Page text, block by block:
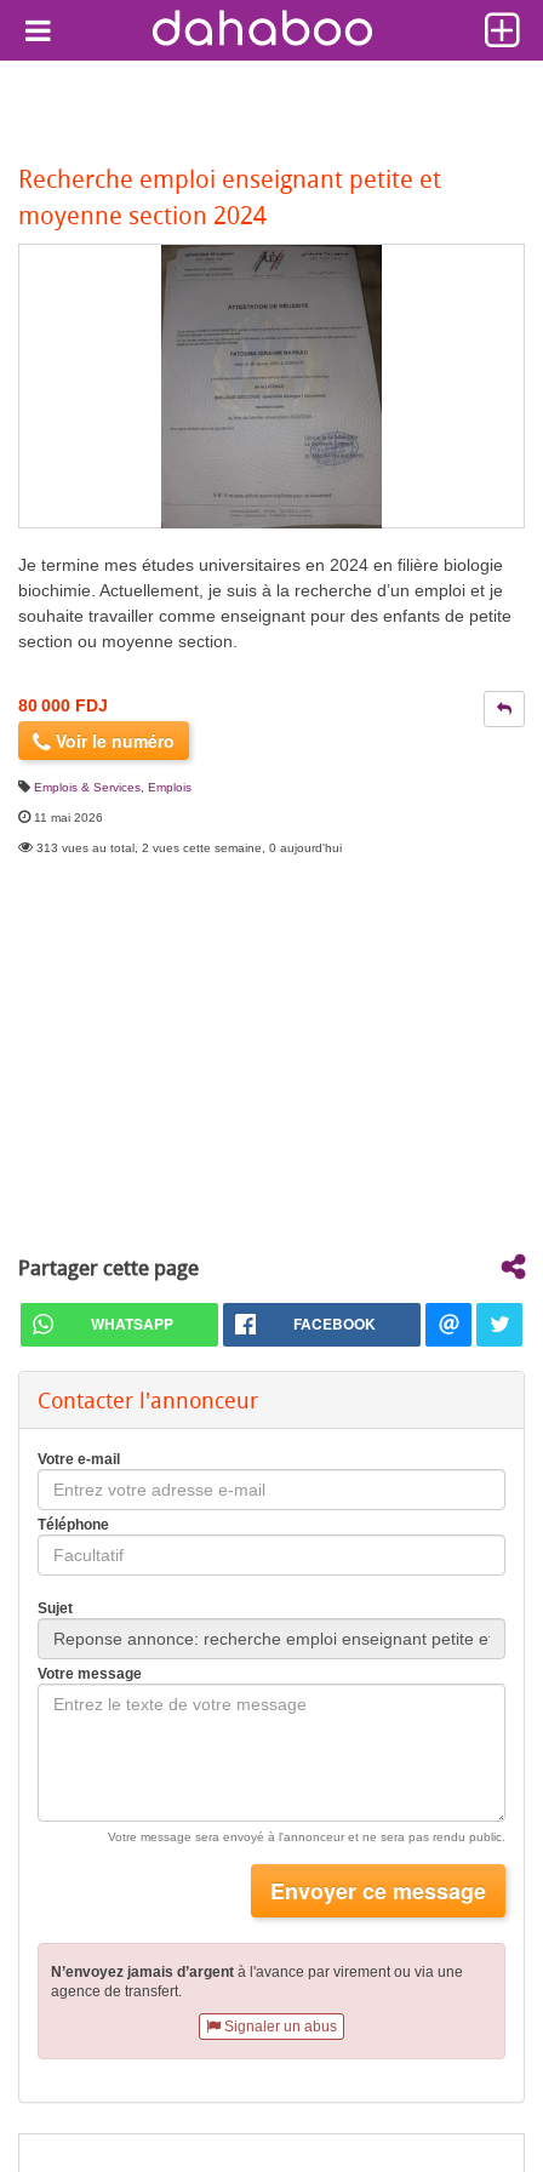
Recherche emploi enseignant petite et
moyenne section 2024
Je termine mes études universitaires en 2024 en filière biologie
biochimie. Actuellement, je suis à la recherche d’un emploi et je
souhaite travailler comme enseignant pour des enfants de petite
section ou moyenne section.
80 000 FDJ
Voir le numéro
Emplois & Services Emplois
11 mai 2026
313 vues au total, 2 vues cette semaine, 0 aujourd'hui
Partager cette page
WHATSAPP FACEBOOK
Contacter l'annonceur
Votre e-mail
Téléphone
Sujet
Votre message
Votre message sera envoyé à l'annonceur et ne sera pas rendu public.
Envoyer ce message
N’envoyez jamais d’argent à l'avance par virementou via une
agence de transfert.
Signaler un abus